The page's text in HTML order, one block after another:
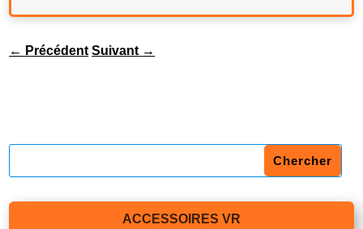
← Précédent Suivant →
ACCESSOIRES VR